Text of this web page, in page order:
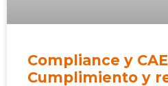
Compliance y
Cumplimiento y